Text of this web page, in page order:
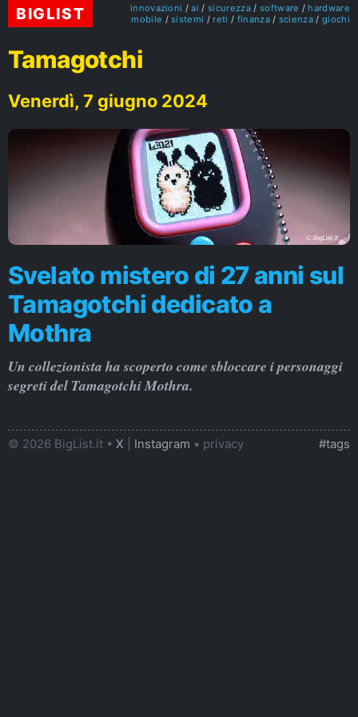
BIGLIST innovazioni ai sicurezza software
hardware
mobile
sistemi reti finanza scienza giochi
Tamagotchi
Venerdì, 7 giugno 2024
Svelato mistero di 27 anni sul
Tamagotchi dedicato a
Mothra
Un collezionista ha scoperto come sbloccare i personaggi
segreti del Tamagotchi Mothra.
© 2026 BigList.it • X Instagram • privacy #tags